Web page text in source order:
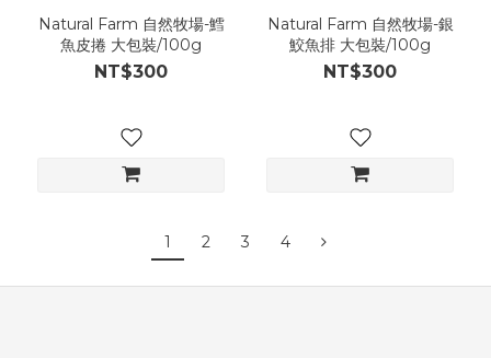
Natural Farm 自然牧場-鱈
魚皮捲 大包裝/100g
NT$300
Natural Farm 自然牧場-銀
鮫魚排 大包裝/100g
NT$300
1 2 3 4